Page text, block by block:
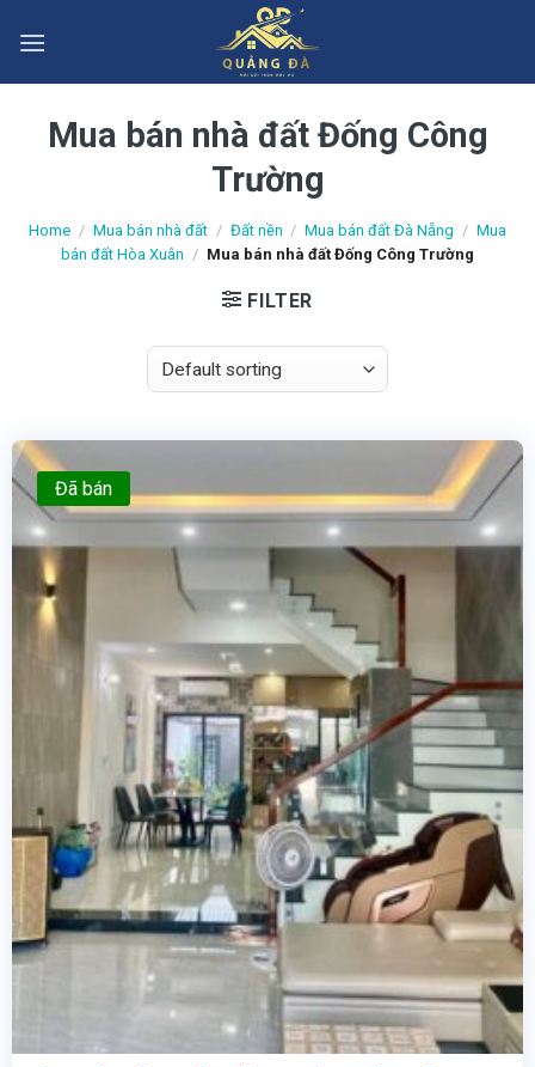
Mua bán nhà đất Đống Công
Trường
Home / Mua bán nhà đất / Đất nền / Mua bán đất Đà Nẵng / Mua
bán đất Hòa Xuân / Mua bán nhà đất Đống Công Trường
FILTER
Đã bán